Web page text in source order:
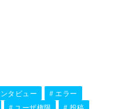
タビュー
エラー